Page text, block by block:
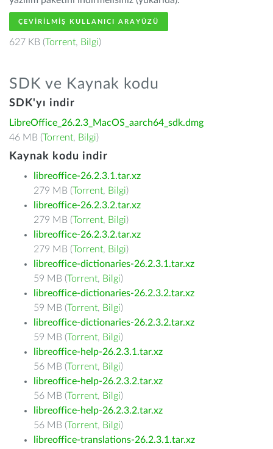
ÇEVIRILMIŞ KULLANICI ARAYÜZÜ
627 KB (Torrent, Bilgi)
SDK ve Kaynak kodu
SDK'yı indir
LibreOffice_26.2.3_MacOS_aarch64_sdk.dmg
46 MB (Torrent, Bilgi)
Kaynak kodu indir
libreoffice-26.2.3.1.tar.xz
279 MB (Torrent, Bilgi)
libreoffice-26.2.3.2.tar.xz
279 MB (Torrent, Bilgi)
libreoffice-26.2.3.2.tar.xz
279 MB (Torrent, Bilgi)
libreoffice-dictionaries-26.2.3.1.tar.xz
59 MB (Torrent, Bilgi)
libreoffice-dictionaries-26.2.3.2.tar.xz
59 MB (Torrent, Bilgi)
libreoffice-dictionaries-26.2.3.2.tar.xz
59 MB (Torrent, Bilgi)
libreoffice-help-26.2.3.1.tar.xz
56 MB (Torrent, Bilgi)
libreoffice-help-26.2.3.2.tar.xz
56 MB (Torrent, Bilgi)
libreoffice-help-26.2.3.2.tar.xz
56 MB (Torrent, Bilgi)
libreoffice-translations-26.2.3.1.tar.xz